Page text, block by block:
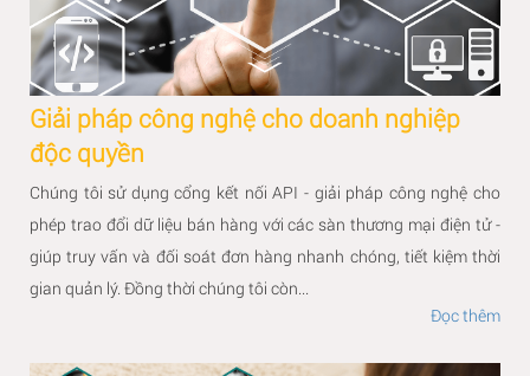
Giải pháp công nghệ cho doanh nghiệp
độc quyền
Chúng tôi sử dụng cổng kết nối API - giải pháp công nghệ cho
phép trao đổi dữ liệu bán hàng với các sàn thương mại điện tử -
giúp truy vấn và đối soát đơn hàng nhanh chóng, tiết kiệm thời
gian quản lý. Đồng thời chúng tôi còn...
Đọc thêm